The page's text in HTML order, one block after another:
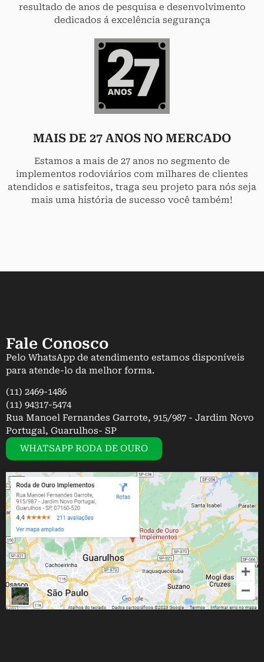
resultado de anos de pesquisa e desenvolvimento
dedicados á excelência segurança
MAIS DE 27 ANOS NO MERCADO
Estamos a mais de 27 anos no segmento de
implementos rodoviários com milhares de clientes
atendidos e satisfeitos, traga seu projeto para nós seja
mais uma história de sucesso você também!
Fale Conosco
Pelo WhatsApp de atendimento estamos disponíveis
para atende-lo da melhor forma.
(11) 2469-1486
(11) 94317-5474
Rua Manoel Fernandes Garrote, 915/987 - Jardim Novo
Portugal, Guarulhos- SP
WHATSAPP RODA DE OURO